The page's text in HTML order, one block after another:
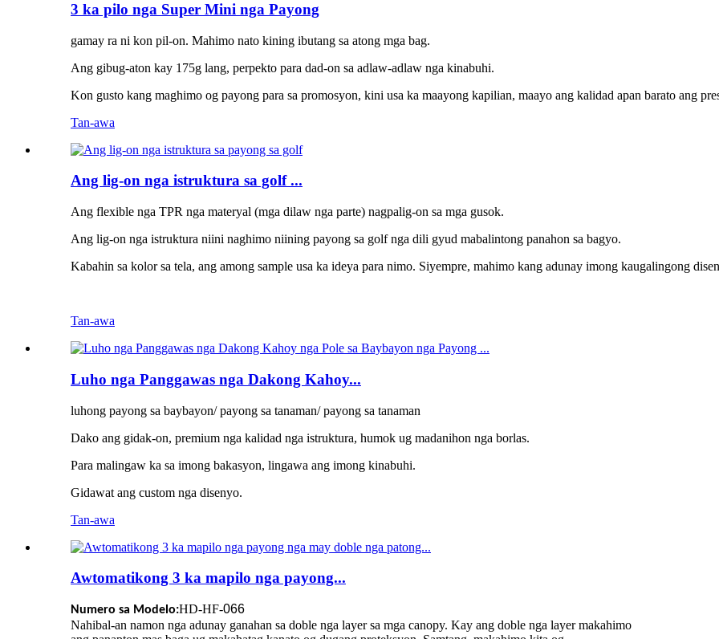
3 ka pilo nga Super Mini nga Payong
gamay ra ni kon pil-on. Mahimo nato kining ibutang sa atong mga bag.
Ang gibug-aton kay 175g lang, perpekto para dad-on sa adlaw-adlaw nga kinabuhi.
Kon gusto kang maghimo og payong para sa promosyon, kini usa ka maayong kapilian, maayo ang kalidad apan barato ang
Tan-awa
Ang lig-on nga istruktura sa golf ...
Ang flexible nga TPR nga materyal (mga dilaw nga parte) nagpalig-on sa mga gusok.
Ang lig-on nga istruktura niini naghimo niining payong sa golf nga dili gyud mabalintong panahon sa bagyo.
Kabahin sa kolor sa tela, ang among sample usa ka ideya para nimo. Siyempre, mahimo kang adunay imong kaugalingong
Tan-awa
Luho nga Panggawas nga Dakong Kahoy...
luhong payong sa baybayon/ payong sa tanaman/ payong sa tanaman
Dako ang gidak-on, premium nga kalidad nga istruktura, humok ug madanihon nga borlas.
Para malingaw ka sa imong bakasyon, lingawa ang imong kinabuhi.
Gidawat ang custom nga disenyo.
Tan-awa
Awtomatikong 3 ka mapilo nga payong...
Numero sa Modelo:HD-HF-066
Nahibal-an namon nga adunay ganahan sa doble nga layer sa mga canopy. Kay ang doble nga layer makahimo